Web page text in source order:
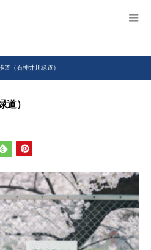
道（石神井川緑道）
道）